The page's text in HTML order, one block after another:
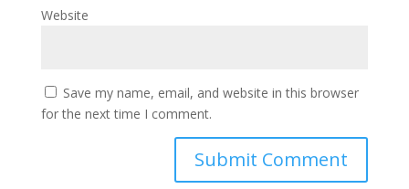
Website
Save my name, email, and website in this browser
for the next time I comment.